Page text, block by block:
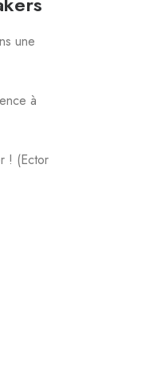
une
à
! (Ector